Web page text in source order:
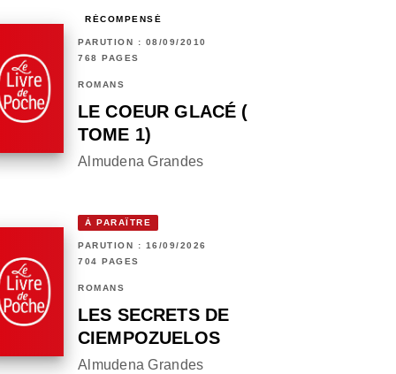
RÉCOMPENSÉ
PARUTION : 08/09/2010
768 PAGES
ROMANS
LE COEUR GLACÉ (
TOME 1)
Almudena Grandes
À PARAÎTRE
PARUTION : 16/09/2026
704 PAGES
ROMANS
LES SECRETS DE
CIEMPOZUELOS
Almudena Grandes